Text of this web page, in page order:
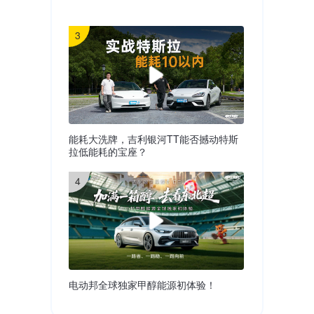
3
能耗大洗牌，吉利银河TT能否撼动特斯
拉低能耗的宝座？
4
电动邦全球独家甲醇能源初体验！